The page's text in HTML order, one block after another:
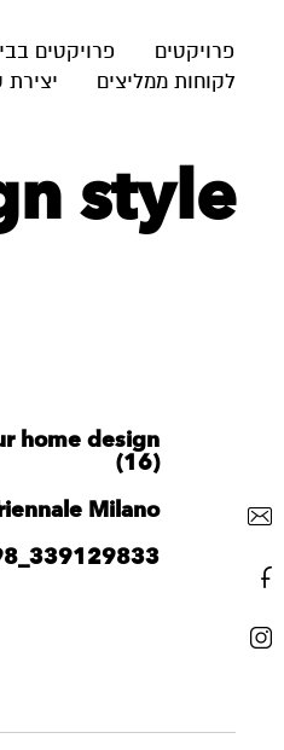
פרויקטים פרויקטים
לקוחות ממליצים
(41)
home design
(16)
Milano
339129833_6136186346472398_4555662002201277258_n